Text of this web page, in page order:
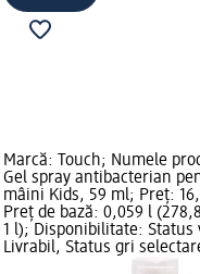
Marcă: Touch; Numele
Gel spray antibacterian
mâini Kids, 59 ml; Preț:
Preț de bază: 0,059 l
1 l); Disponibilitate: Status
Livrabil, Status gri